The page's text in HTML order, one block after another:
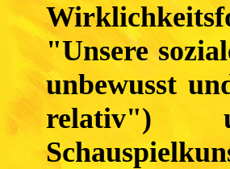
"Unsere
unbewusst
relativ")